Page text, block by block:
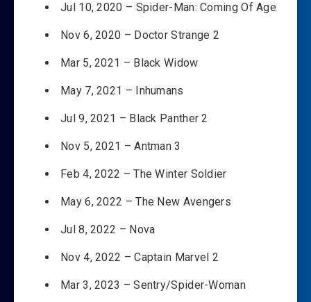
Jul 10, 2020 – Spider-Man: Coming Of Age
Nov 6, 2020 – Doctor Strange 2
Mar 5, 2021 – Black Widow
May 7, 2021 – Inhumans
Jul 9, 2021 – Black Panther 2
Nov 5, 2021 – Antman 3
Feb 4, 2022 – The Winter Soldier
May 6, 2022 – The New Avengers
Jul 8, 2022 – Nova
Nov 4, 2022 – Captain Marvel 2
Mar 3, 2023 – Sentry/Spider-Woman